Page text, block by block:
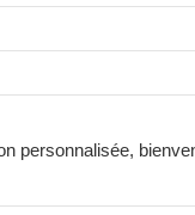
personnalisée,